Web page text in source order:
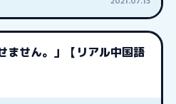
ません。」【リアル中国語